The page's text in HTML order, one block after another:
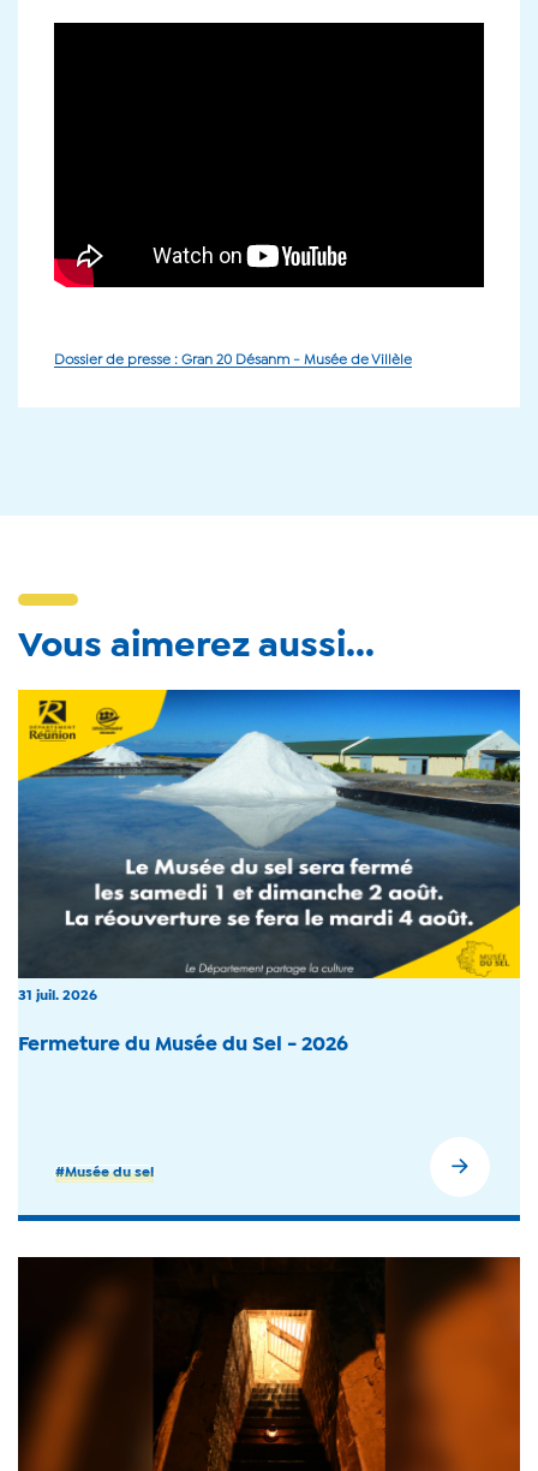
Dossier de presse : Gran 20 Désanm - Musée de Villèle
Vous aimerez aussi...
31 juil. 2026
Fermeture du Musée du Sel - 2026
#Musée du sel